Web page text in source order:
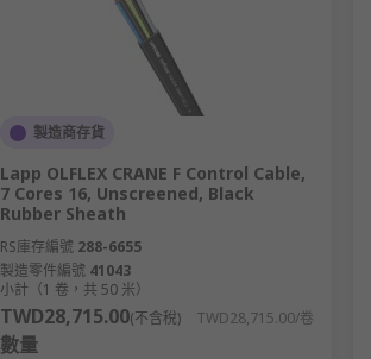
製造商存貨
Lapp OLFLEX CRANE F Control Cable,
7 Cores 16, Unscreened, Black
Rubber Sheath
RS庫存編號 288-6655
製造零件編號 41043
小計（1 卷，共 50 米）
TWD28,715.00(不含稅) TWD28,715.00/卷
數量